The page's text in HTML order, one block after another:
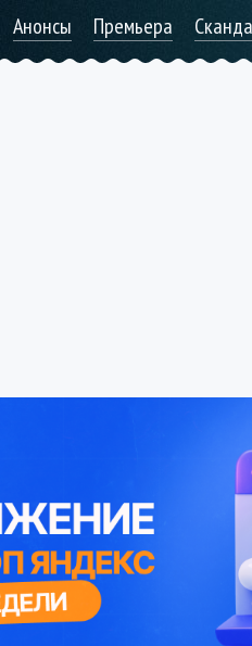
Анонсы Премьера